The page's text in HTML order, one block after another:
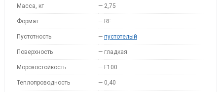
Масса, кг — 2,75
Формат — RF
Пустотность — пустотелый
Поверхность — гладкая
Морозостойкость — F100
Теплопроводность — 0,40